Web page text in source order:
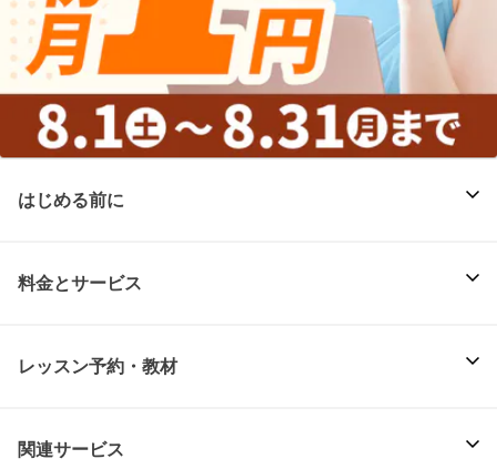
はじめる前に
料金とサービス
レッスン予約・教材
関連サービス